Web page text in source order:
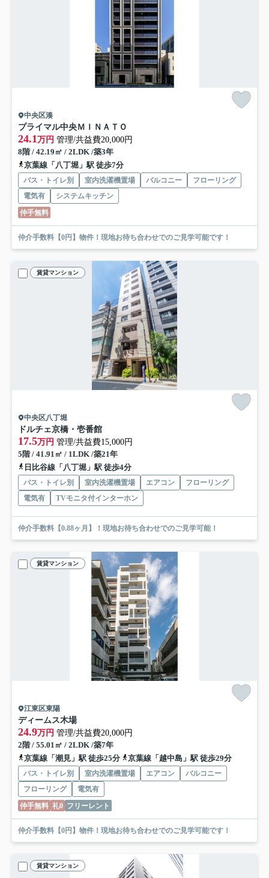
中央区湊
プライマル中央ＭＩＮＡＴＯ
24.1 万円 管理/共益費20,000円
8階 / 42.19㎡ / 2LDK /築3年
京葉線「八丁堀」駅 徒歩7分
バス・トイレ別 室内洗濯機置場 バルコニー
フローリング
電気有
システムキッチン
仲手無料
仲介手数料【0円】物件！現地お待ち合わせでのご見学可能です！
賃貸マンション
中央区八丁堀
ドルチェ京橋・壱番館
17.5万円 管理/共益費15,000円
5階 / 41.91㎡ / 1LDK /築21年
日比谷線「八丁堀」駅 徒歩4分
バス・トイレ別 室内洗濯機置場 エアコン
フローリング
電気有
TVモニタ付インターホン
仲介手数料【0.88ヶ月】！現地お待ち合わせでのご見学可能！
賃貸マンション
江東区東陽
ディームス木場
24.9万円 管理/共益費20,000円
2階 / 55.01㎡ / 2LDK /築7年
京葉線「潮見」駅 徒歩25分
京葉線「越中島」駅 徒歩29分
バス・トイレ別 室内洗濯機置場 エアコン
バルコニー
フローリング
電気有
仲手無料 礼0 フリーレント
仲介手数料【0円】物件！現地お待ち合わせでのご見学可能です！
賃貸マンション